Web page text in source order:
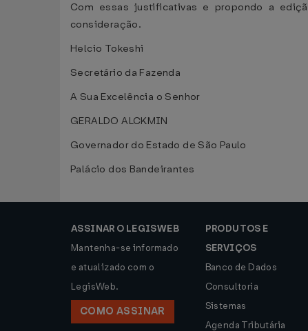
Com essas justificativas e propondo a
consideração.
Helcio Tokeshi
Secretário da Fazenda
A Sua Excelência o Senhor
GERALDO ALCKMIN
Governador do Estado de São Paulo
Palácio dos Bandeirantes
ASSINAR O LEGISWEB
Mantenha-se informado
e atualizado com o
LegisWeb.
COMO ASSINAR
PRODUTOS E
SERVIÇOS
Banco de Dados
Consultoria
Sistemas
Agenda Tributária